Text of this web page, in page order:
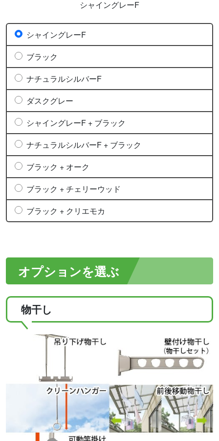
シャイングレーF
シャイングレーF
ブラック
ナチュラルシルバーF
ダスクグレー
シャイングレーF + ブラック
ナチュラルシルバーF + ブラック
ブラック + オーク
ブラック + チェリーウッド
ブラック + クリエモカ
オプションを選ぶ
物干し